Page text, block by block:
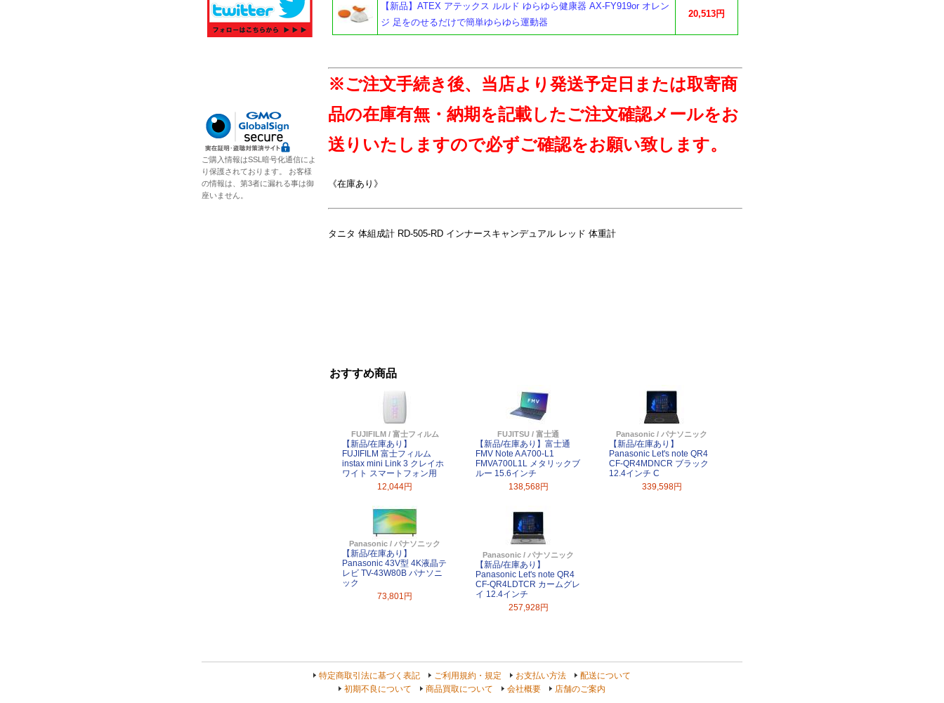
【新品】ATEX アテックス ルルド ゆらゆら健康器 AX-FY919or オレン
ジ 足をのせるだけで簡単ゆらゆら運動器
20,513円
※ご注文手続き後、当店より発送予定日または取寄商
品の在庫有無・納期を記載したご注文確認メールをお
送りいたしますので必ずご確認をお願い致します。
《在庫あり》
タニタ 体組成計 RD-505-RD インナースキャンデュアル レッド 体重計
おすすめ商品
FUJIFILM / 富士フィルム
【新品/在庫あり】
FUJIFILM 富士フィルム
instax mini Link 3 クレイホ
ワイト スマートフォン用
12,044円
FUJITSU / 富士通
【新品/在庫あり】富士通
FMV Note A A700-L1
FMVA700L1L メタリックブ
ルー 15.6インチ
138,568円
Panasonic / パナソニック
【新品/在庫あり】
Panasonic Let's note QR4
CF-QR4MDNCR ブラック
12.4インチ C
339,598円
Panasonic / パナソニック
【新品/在庫あり】
Panasonic 43V型 4K液晶テ
レビ TV-43W80B パナソニ
ック
73,801円
Panasonic / パナソニック
【新品/在庫あり】
Panasonic Let's note QR4
CF-QR4LDTCR カームグレ
イ 12.4インチ
257,928円
ご購入情報はSSL暗号化通信によ
り保護されております。 お客様
の情報は、第3者に漏れる事は御
座いません。
特定商取引法に基づく表記 ご利用規約・規定 お支払い方法
配送について
初期不良について
商品買取について 会社概要 店舗のご案内